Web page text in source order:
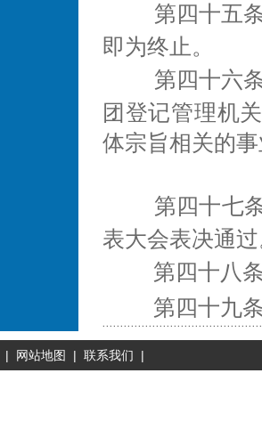
第四十五
即为终止。
第四十六
团登记管理机
体宗旨相关的
第四十七
表大会表决通
第四十八
第四十九
| 网站地图 | 联系我们 |